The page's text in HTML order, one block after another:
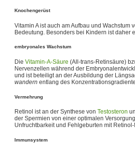
Knochengerüst
Vitamin A ist auch am Aufbau und Wachstum
Bedeutung. Besonders bei Kindern ist daher
embryonales Wachstum
Die Vitamin-A-Säure (All-trans-Retinsäure)
Nervenzellen während der
und ist beteiligt an der Ausbildung der
wandern entlang des
Vermehrung
Retinol ist an der Synthese von Testosteron
der Spermien von einer optimalen
Unfruchtbarkeit und Fehlgeburten mit
Immunsystem